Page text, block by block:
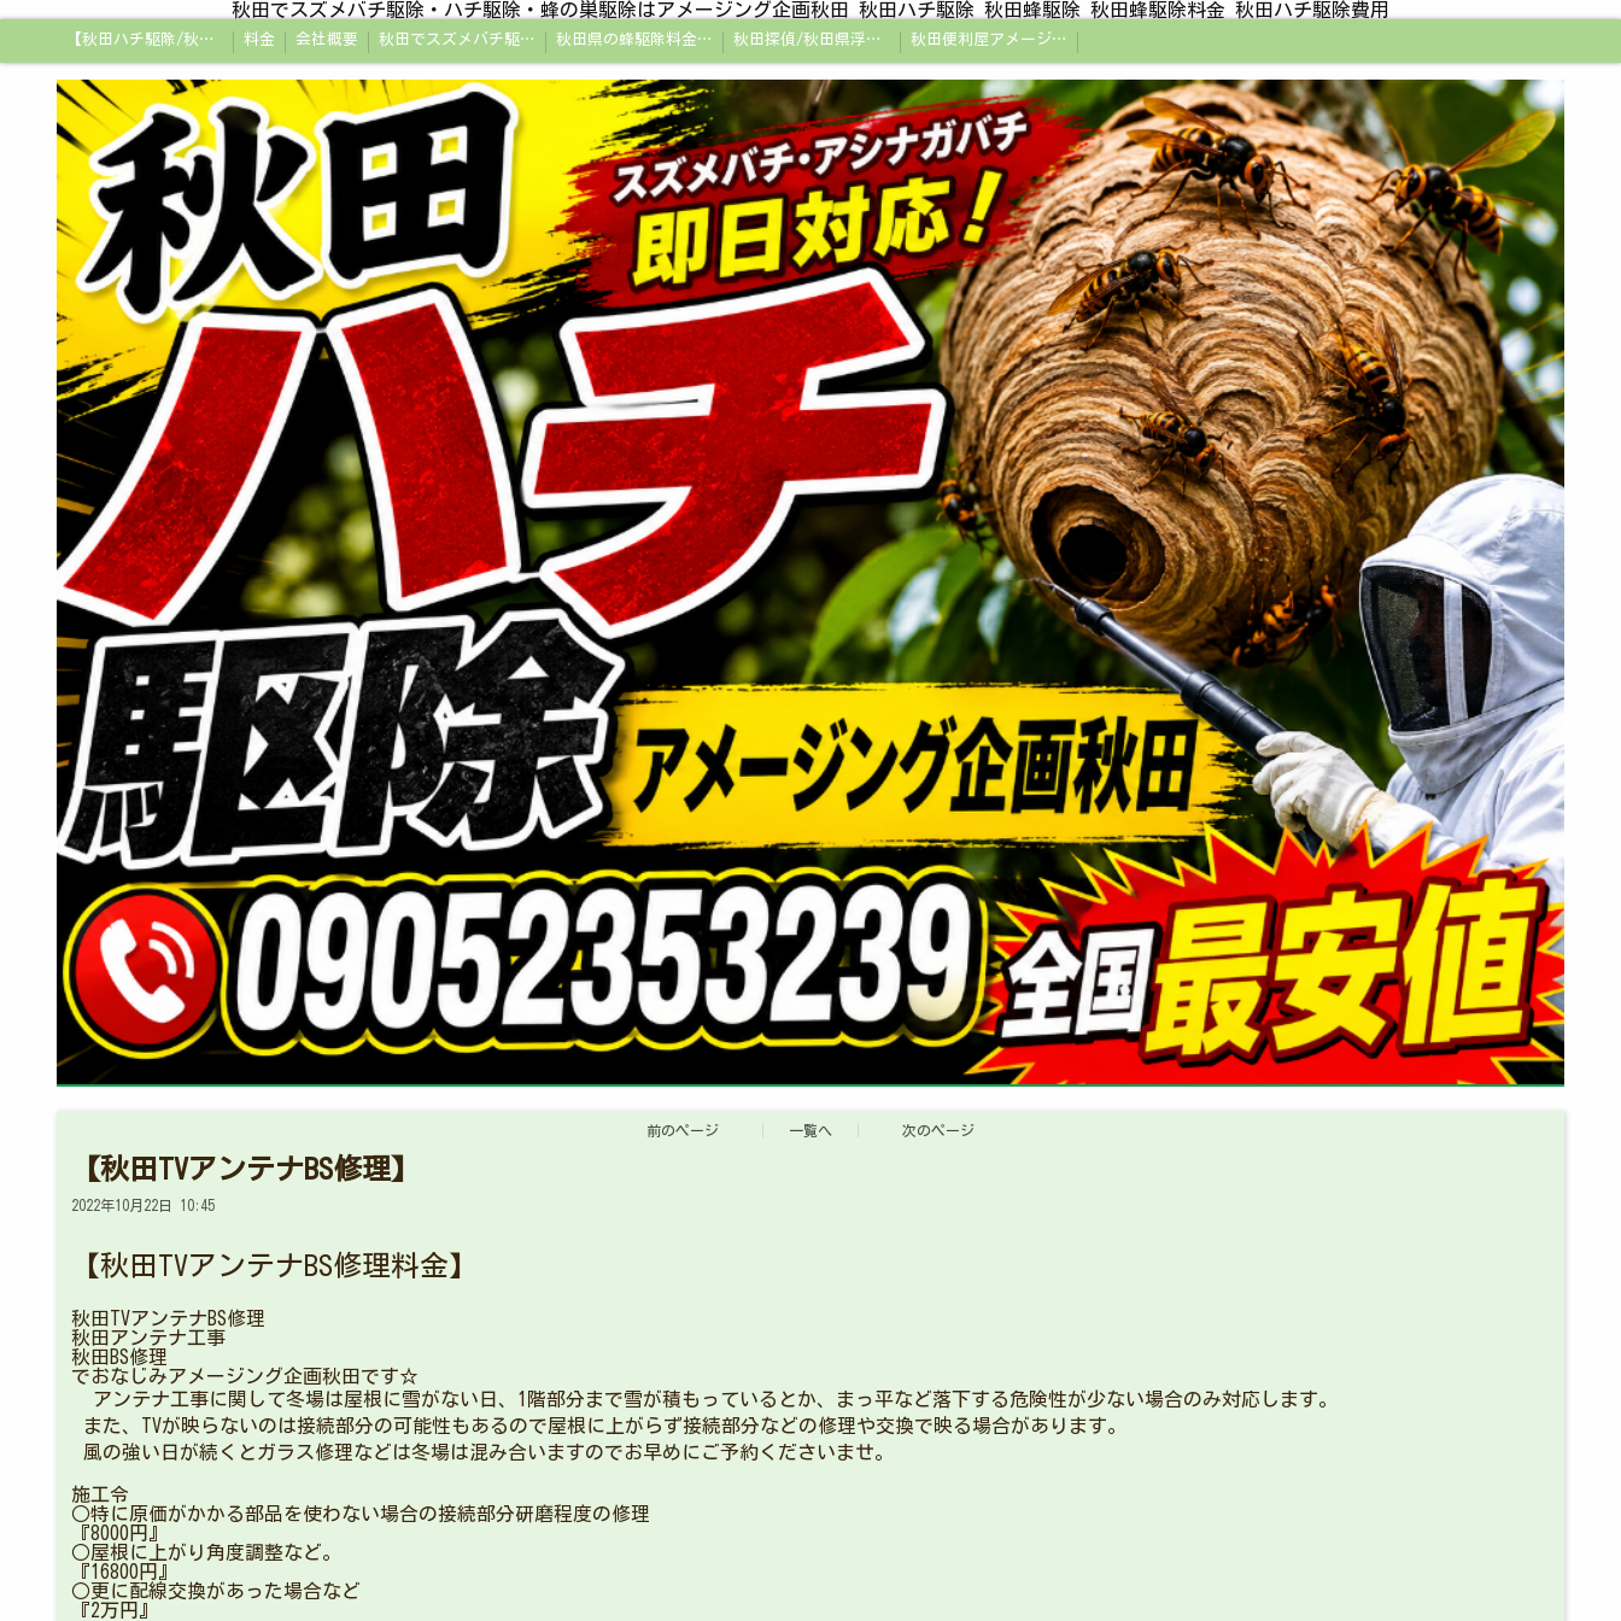
秋田でスズメバチ駆除・ハチ駆除・蜂の巣駆除はアメージング企画秋田 秋田ハチ駆除 秋田蜂駆除 秋田蜂駆除料金 秋田ハチ駆除費用
【秋田ハチ駆除/秋田蜂駆除/スズメバチの巣/ハチの巣専門プロ】 料金 会社概要 秋田でスズメバチ駆除・ハチ駆除・蜂の巣駆除はアメージング企画秋田 秋田県の蜂駆除料金・蜂の巣駆除の相場【全国平均と比較】 秋田探偵/秋田県浮気調査/秋田市万引きGメン 秋田便利屋アメージング企画秋田
前のページ 一覧へ 次のページ
【秋田TVアンテナBS修理】
2022年10月22日 10:45
【秋田TVアンテナBS修理料金】
秋田TVアンテナBS修理
秋田アンテナ工事
秋田BS修理
でおなじみアメージング企画秋田です☆
アンテナ工事に関して冬場は屋根に雪がない日、1階部分まで雪が積もっているとか、まっ平など落下する危険性が少ない場合のみ対応します。
また、TVが映らないのは接続部分の可能性もあるので屋根に上がらず接続部分などの修理や交換で映る場合があります。
風の強い日が続くとガラス修理などは冬場は混み合いますのでお早めにご予約くださいませ。
施工令
○特に原価がかかる部品を使わない場合の接続部分研磨程度の修理
『8000円』
○屋根に上がり角度調整など。
『16800円』
○更に配線交換があった場合など
『2万円』